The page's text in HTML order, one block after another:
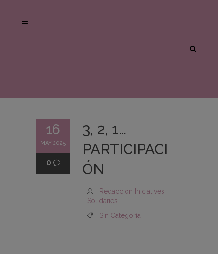
16
MAY 2025
0
3, 2, 1…
PARTICIPACI
ÓN
Redacción Iniciatives
Solidaries
Sin Categoría